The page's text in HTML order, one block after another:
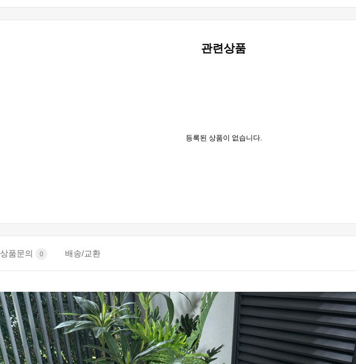
관련상품
등록된 상품이 없습니다.
상품문의 0 배송/교환